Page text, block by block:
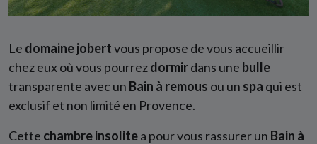
Le domaine jobertvous propose de vous accueillir
chez eux où vous pourrezdormirdans une bulle
transparente avec un Bain à remous ou un spa qui est
exclusif et non limité en Provence.
Cette chambreinsolitea pour vous rassurer un Bain à